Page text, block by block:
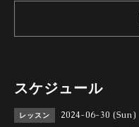
スケジュール
レッスン 2024-06-30 (Sun)